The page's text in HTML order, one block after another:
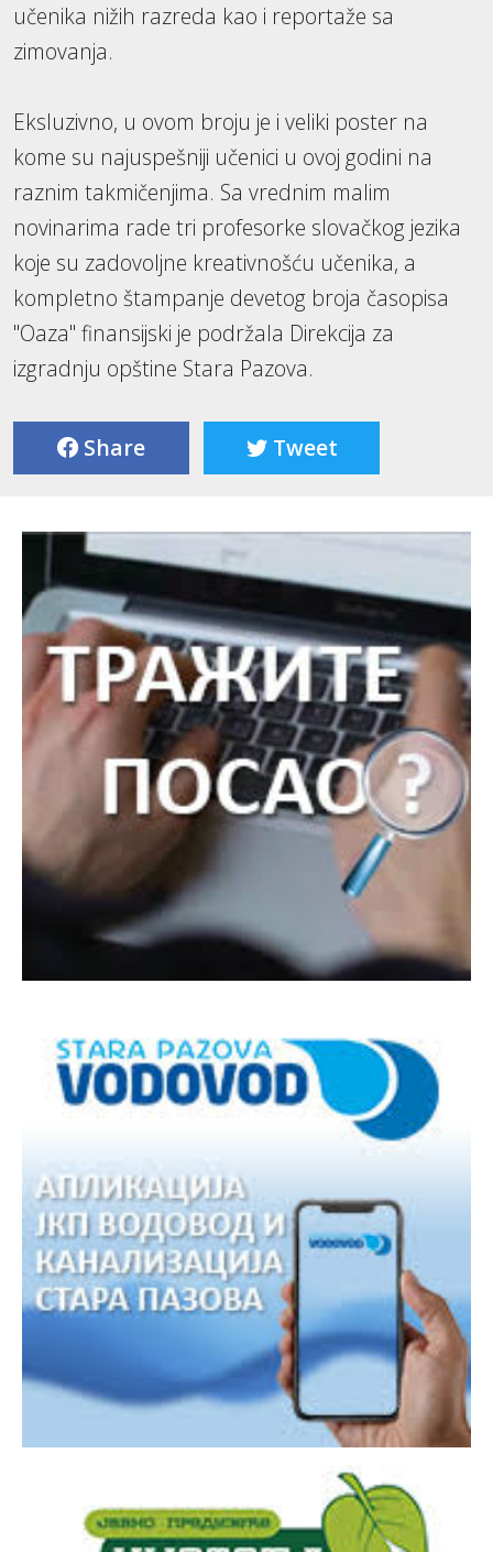
učenika nižih razreda kao i reportaže sa
zimovanja.
Eksluzivno, u ovom broju je i veliki poster na
kome su najuspešniji učenici u ovoj godini na
raznim takmičenjima. Sa vrednim malim
novinarima rade tri profesorke slovačkog jezika
koje su zadovoljne kreativnošću učenika, a
kompletno štampanje devetog broja časopisa
"Oaza" finansijski je podržala Direkcija za
izgradnju opštine Stara Pazova.
Share Tweet